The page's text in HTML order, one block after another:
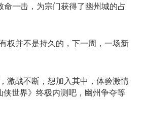
命一击，为宗门获得了幽州城的占
并不是持久的，下一周，一场新
战不断，想加入其中，体验激情
侠世界》终极内测吧，幽州争夺等